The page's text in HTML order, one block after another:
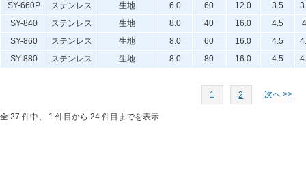
SY-660P
ステンレス 生地 6.0 60 12.0 3.5
SY-840
ステンレス 生地 8.0 40 16.0 4.5
SY-860
ステンレス 生地 8.0 60 16.0 4.5
SY-880
ステンレス 生地 8.0 80 16.0 4.5
1 2 次へ >>
全 27 件中、 1 件目から 24 件目までを表示